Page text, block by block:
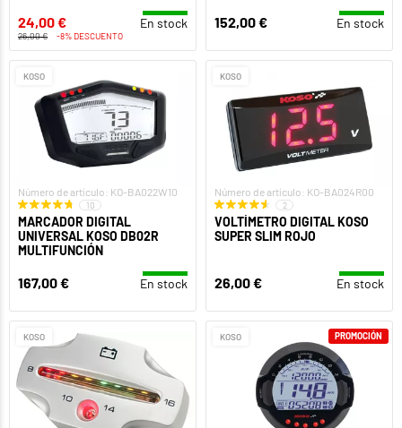
24,00 € En stock
26,00 € -8% DESCUENTO
152,00 € En stock
KOSO
Número de artículo: KO-BA022W10
10
MARCADOR DIGITAL
UNIVERSAL KOSO DB02R
MULTIFUNCIÓN
167,00 € En stock
KOSO
Número de artículo: KO-BA024R00
2
VOLTÍMETRO DIGITAL KOSO
SUPER SLIM ROJO
26,00 € En stock
KOSO KOSO PROMOCIÓN